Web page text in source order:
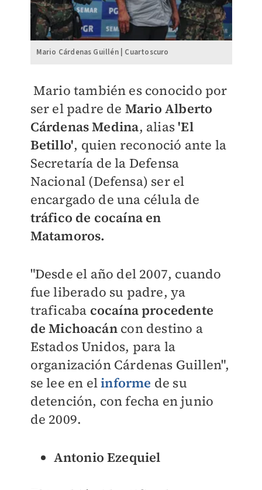
Mario Cárdenas Guillén | Cuartoscuro
Mario también es conocido por
ser el padre de Mario Alberto
Cárdenas Medina, alias'El
Betillo', quien reconoció ante la
Secretaría de la Defensa
Nacional (Defensa) ser el
encargado de una célula de
tráfico de cocaína en
Matamoros.
"Desde el año del 2007, cuando
fue liberado su padre, ya
traficaba cocaína procedente
de Michoacáncon destino a
Estados Unidos, para la
organización Cárdenas Guillen",
se lee en elinforme de su
detención, con fecha en junio
de 2009.
Antonio Ezequiel